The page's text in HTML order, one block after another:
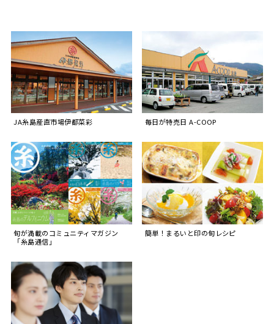
JA糸島産直市場伊都菜彩 毎日が特売日 A-COOP
旬が満載のコミュニティマガジン
「糸島通信」
簡単！まるいと印の旬レシピ